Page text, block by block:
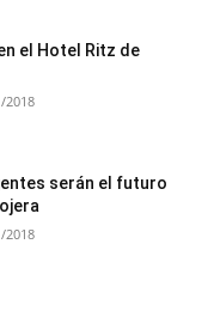
el Hotel Ritz de
2018
serán el futuro
2018